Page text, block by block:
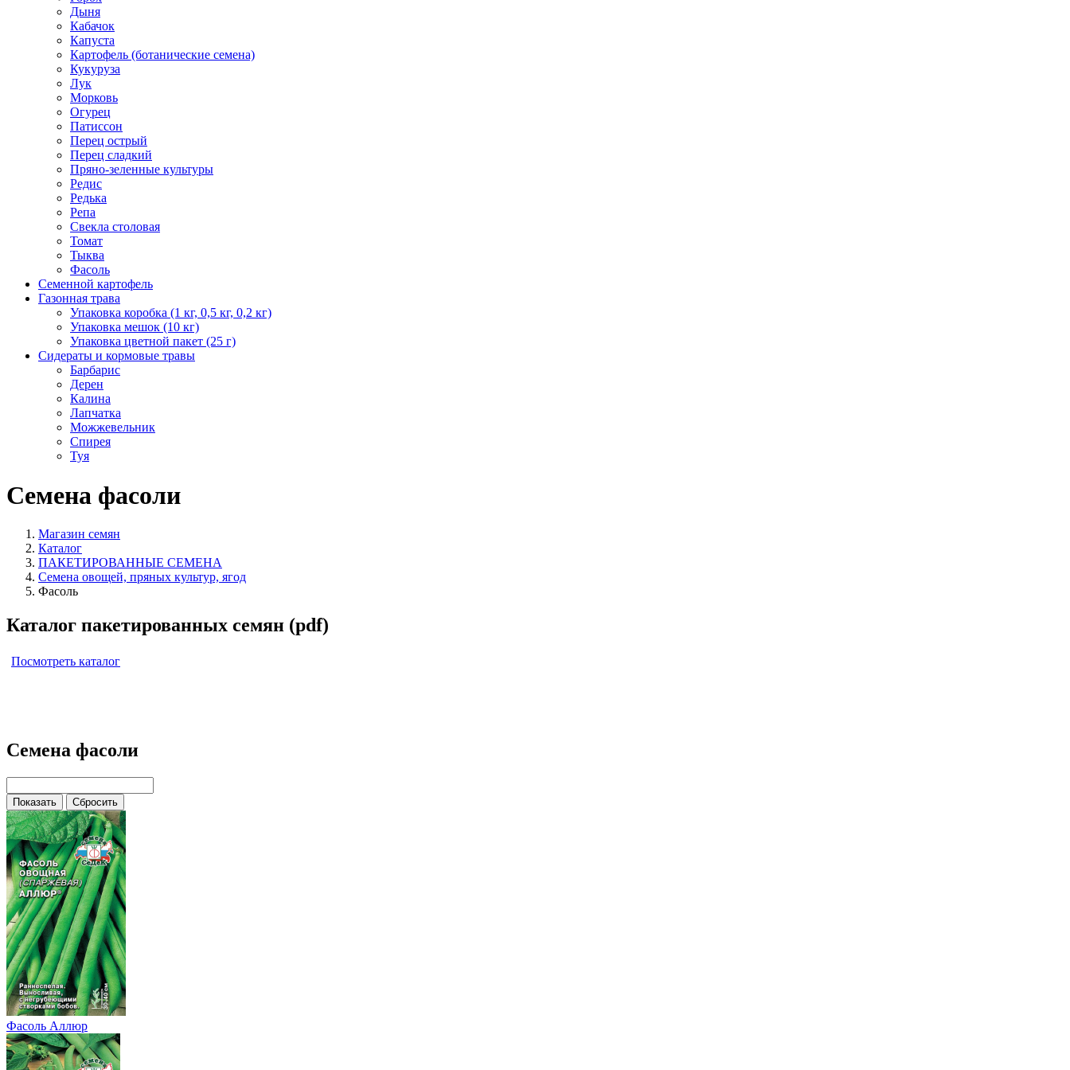
Дыня
Кабачок
Капуста
Картофель (ботанические семена)
Кукуруза
Лук
Морковь
Огурец
Патиссон
Перец острый
Перец сладкий
Пряно-зеленные культуры
Редис
Редька
Репа
Свекла столовая
Томат
Тыква
Фасоль
Семенной картофель
Газонная трава
Упаковка коробка (1 кг, 0,5 кг, 0,2 кг)
Упаковка мешок (10 кг)
Упаковка цветной пакет (25 г)
Сидераты и кормовые травы
Барбарис
Дерен
Калина
Лапчатка
Можжевельник
Спирея
Туя
Семена фасоли
Магазин семян
Каталог
ПАКЕТИРОВАННЫЕ СЕМЕНА
Семена овощей, пряных культур, ягод
Фасоль
Каталог пакетированных семян (pdf)
Посмотреть каталог
Семена фасоли
Фасоль Аллюр